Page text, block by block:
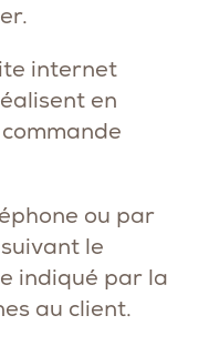
internet
en
ou par
le
indiqué par la
au client.